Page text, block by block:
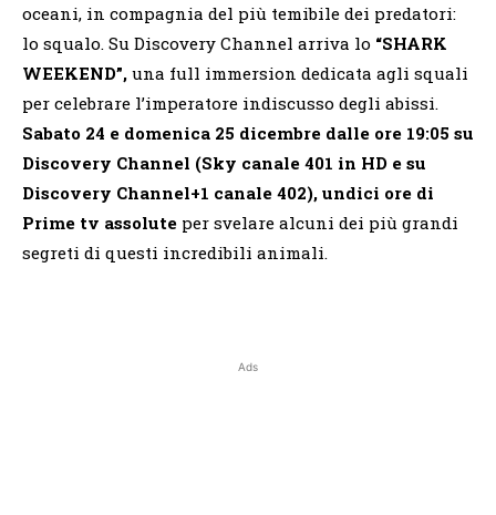
oceani, in compagnia del più temibile dei predatori:
lo squalo. Su Discovery Channel arriva lo “SHARK
WEEKEND”, una full immersion dedicata agli squali
per celebrare l’imperatore indiscusso degli abissi.
Sabato 24 e domenica 25 dicembre dalle ore 19:05 su
Discovery Channel (Sky canale 401 in HD e su
Discovery Channel+1 canale 402), undici ore di
Prime tv assolute per svelare alcuni dei più grandi
segreti di questi incredibili animali.
Ads